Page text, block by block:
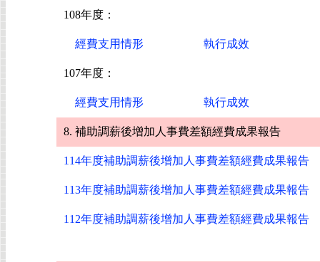
108年度：
經費支用情形 執行成效
107年度：
經費支用情形 執行成效
8. 補助調薪後增加人事費差額經費成果報告
114年度補助調薪後增加人事費差額經費成果報告
113年度補助調薪後增加人事費差額經費成果報告
112年度補助調薪後增加人事費差額經費成果報告